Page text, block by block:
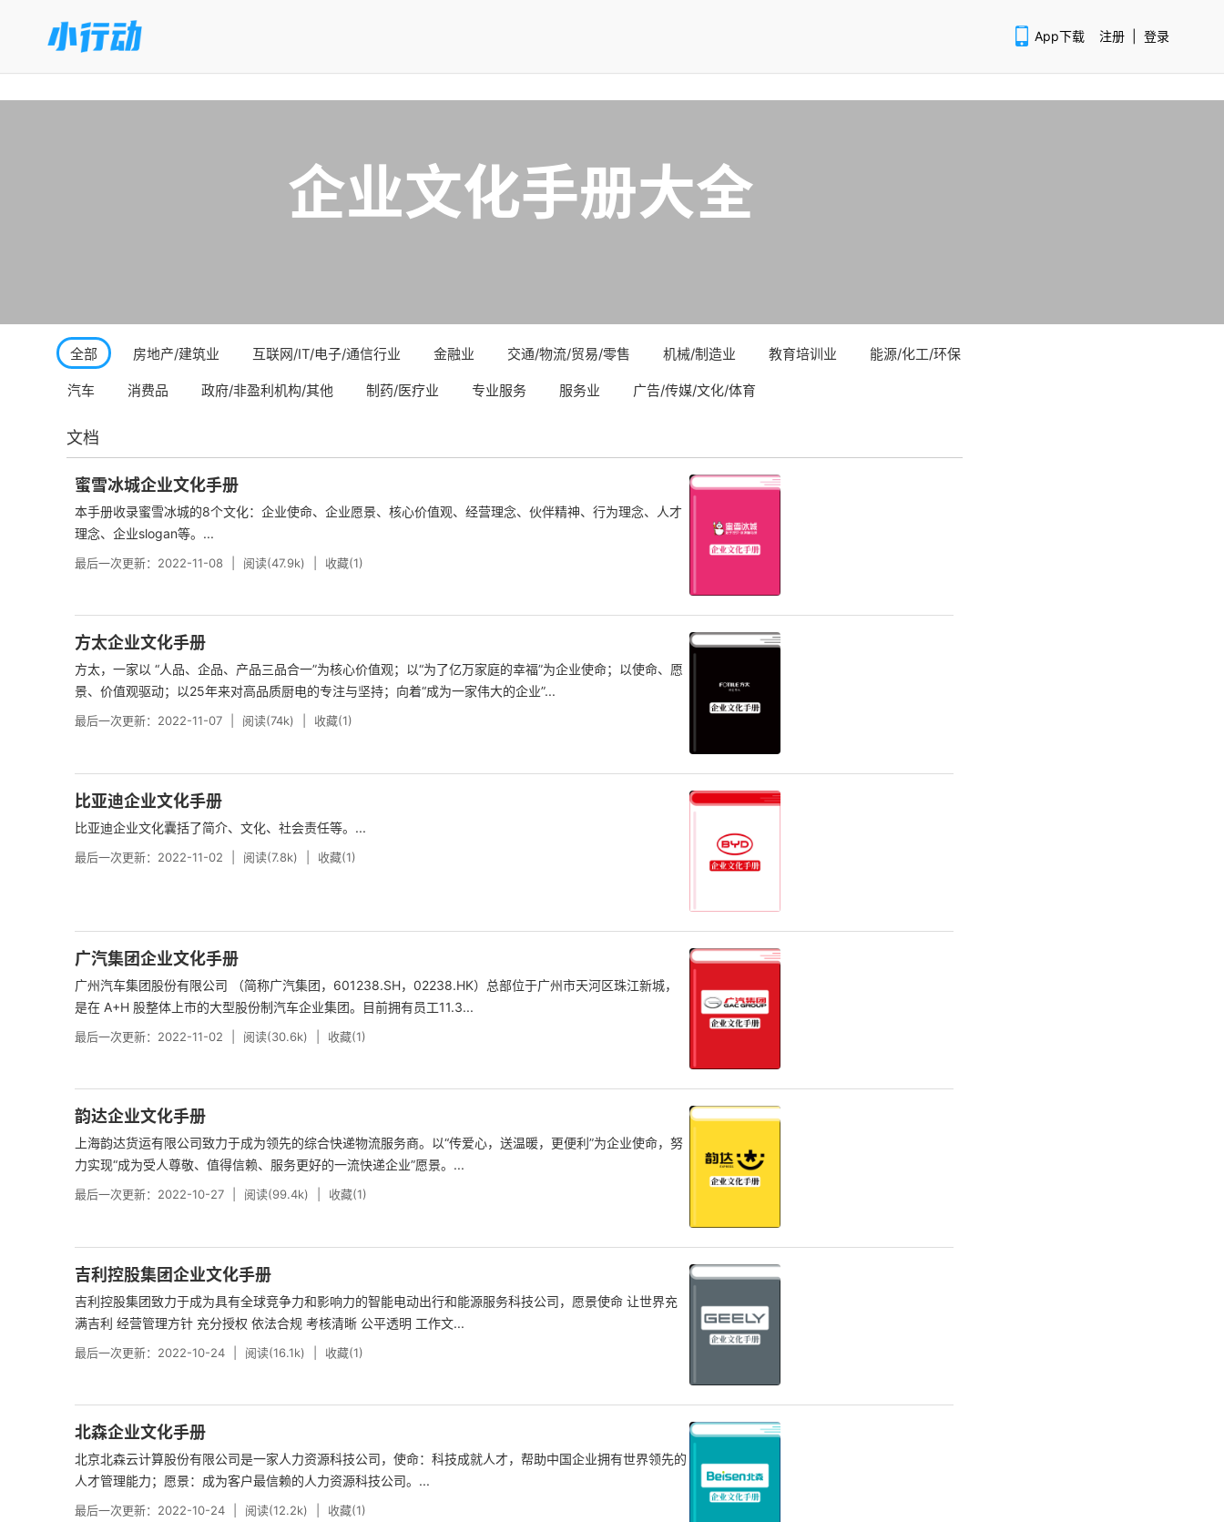
App下载 注册 登录
企业文化手册大全
全部 房地产/建筑业 互联网/IT/电子/通信行业 金融业 交通/物流/贸易/零售 机械/制造业 教育培训业 能源/化工/环保
汽车 消费品 政府/非盈利机构/其他 制药/医疗业 专业服务 服务业 广告/传媒/文化/体育
文档
蜜雪冰城企业文化手册
本手册收录蜜雪冰城的8个文化：企业使命、企业愿景、核心价值观、经营理念、伙伴精神、行为理念、人才
理念、企业slogan等。...
最后一次更新：2022-11-08 阅读(47.9k) 收藏(1)
方太企业文化手册
方太，一家以 “人品、企品、产品三品合一”为核心价值观；以“为了亿万家庭的幸福”为企业使命；以使命、愿
景、价值观驱动；以25年来对高品质厨电的专注与坚持；向着“成为一家伟大的企业”...
最后一次更新：2022-11-07 阅读(74k) 收藏(1)
比亚迪企业文化手册
比亚迪企业文化囊括了简介、文化、社会责任等。...
最后一次更新：2022-11-02 阅读(7.8k) 收藏(1)
广汽集团企业文化手册
广州汽车集团股份有限公司 （简称广汽集团，601238.SH，02238.HK）总部位于广州市天河区珠江新城，
是在 A+H 股整体上市的大型股份制汽车企业集团。目前拥有员工11.3...
最后一次更新：2022-11-02 阅读(30.6k) 收藏(1)
韵达企业文化手册
上海韵达货运有限公司致力于成为领先的综合快递物流服务商。以“传爱心，送温暖，更便利”为企业使命，努
力实现“成为受人尊敬、值得信赖、服务更好的一流快递企业”愿景。...
最后一次更新：2022-10-27 阅读(99.4k) 收藏(1)
吉利控股集团企业文化手册
吉利控股集团致力于成为具有全球竞争力和影响力的智能电动出行和能源服务科技公司，愿景使命 让世界充
满吉利 经营管理方针 充分授权 依法合规 考核清晰 公平透明 工作文...
最后一次更新：2022-10-24 阅读(16.1k) 收藏(1)
北森企业文化手册
北京北森云计算股份有限公司是一家人力资源科技公司，使命：科技成就人才，帮助中国企业拥有世界领先的
人才管理能力；愿景：成为客户最信赖的人力资源科技公司。...
最后一次更新：2022-10-24 阅读(12.2k) 收藏(1)